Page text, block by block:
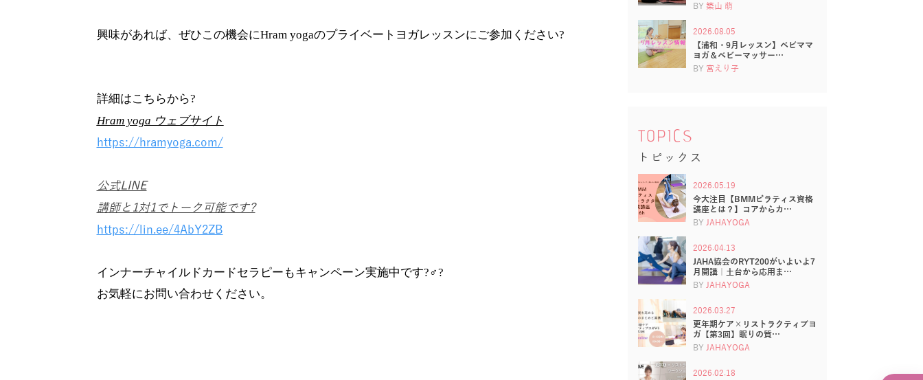
興味があれば、ぜひこの機会にHram yogaのプライベートヨガレッスンにご参加ください?
詳細はこちらから?
Hram yoga ウェブサイト
https://hramyoga.com/
公式LINE
講師と1対1でトーク可能です?
https://lin.ee/4AbY2ZB
インナーチャイルドカードセラピーもキャンペーン実施中です?‍♂️?
お気軽にお問い合わせください。
BY 築山 萌
2026.08.05
【浦和・9月レッスン】ベビママ
ヨガ＆ベビーマッサー…
BY 宮えり子
TOPICS
トピックス
2026.05.19
今大注目【BMMピラティス資格
講座とは？】コアからカ…
BY JAHAYOGA
2026.04.13
JAHA協会のRYT200がいよいよ7
月開講｜土台から応用ま…
BY JAHAYOGA
2026.03.27
更年期ケア×リストラクティブヨ
ガ【第3回】眠りの質…
BY JAHAYOGA
2026.02.18